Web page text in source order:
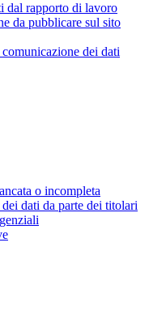
dal rapporto di lavoro
da pubblicare sul sito
dei dati
o incompleta
dati da parte dei titolari